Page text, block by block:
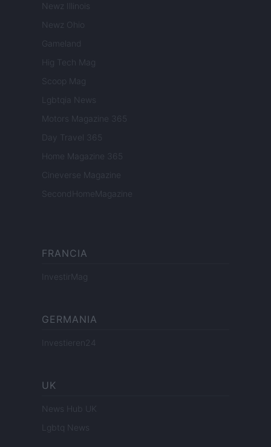
Newz Illinois
Newz Ohio
Gameland
Hig Tech Mag
Scoop Mag
Lgbtqia News
Motors Magazine 365
Day Travel 365
Home Magazine 365
Cineverse Magazine
SecondHomeMagazine
FRANCIA
InvestirMag
GERMANIA
Investieren24
UK
News Hub UK
Lgbtq News